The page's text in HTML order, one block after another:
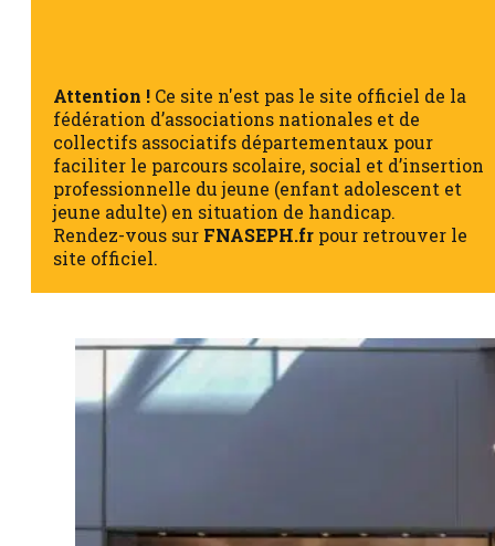
Attention ! Ce site n'est pas le site officiel de la
fédération d’associations nationales et de
collectifs associatifs départementaux pour
faciliter le parcours scolaire, social et d’insertion
professionnelle du jeune (enfant adolescent et
jeune adulte) en situation de handicap.
Rendez-vous sur FNASEPH.fr pour retrouver le
site officiel.